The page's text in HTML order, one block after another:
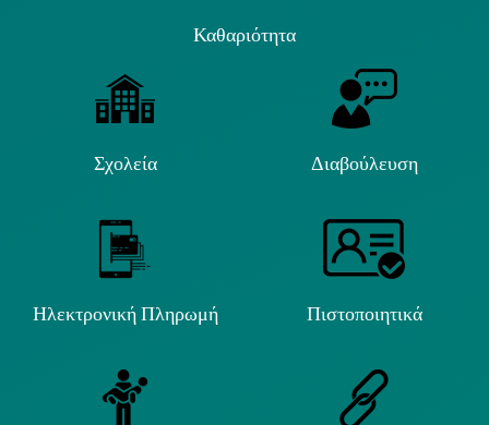
Καθαριότητα
Σχολεία Διαβούλευση
Ηλεκτρονική Πληρωμή Πιστοποιητικά